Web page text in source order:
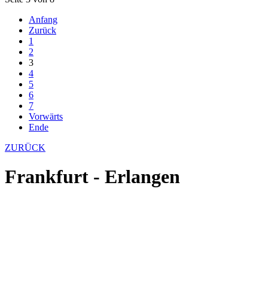
Anfang
Zurück
1
2
3
4
5
6
7
Vorwärts
Ende
ZURÜCK
Frankfurt - Erlangen